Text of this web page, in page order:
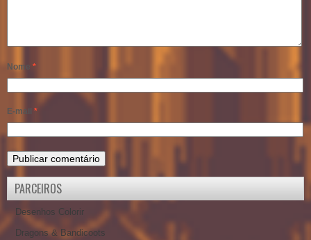
Nome *
E-mail *
PARCEIROS
Desenhos Colorir
Dragons & Bandicoots